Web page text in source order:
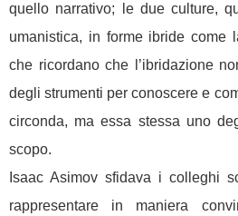
quello narrativo; le due culture,
umanistica, in forme ibride come
che ricordano che l’ibridazione
degli strumenti per conoscere e
circonda, ma essa stessa uno
scopo.
Isaac Asimov sfidava i colleghi
rappresentare in maniera